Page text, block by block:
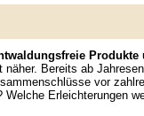
Bereits ab
vor
Erleichterungen